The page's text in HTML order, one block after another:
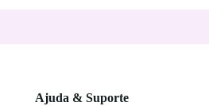
Ajuda & Suporte